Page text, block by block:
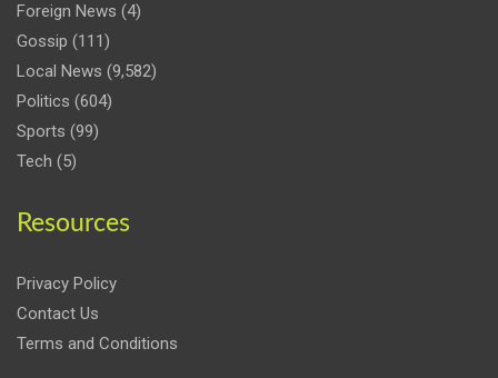
Foreign News (4)
Gossip (111)
Local News (9,582)
Politics (604)
Sports (99)
Tech (5)
Resources
Privacy Policy
Contact Us
Terms and Conditions